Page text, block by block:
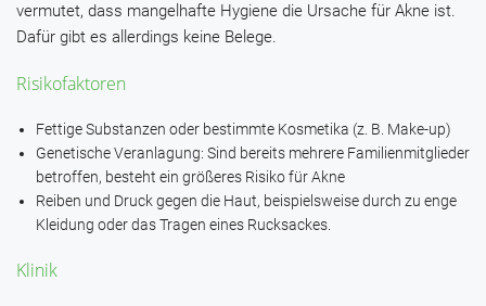
vermutet, dass mangelhafte Hygiene die Ursache für Akne ist.
Dafür gibt es allerdings keine Belege.
Risikofaktoren
Fettige Substanzen oder bestimmte Kosmetika (z. B. Make-up)
Genetische Veranlagung: Sind bereits mehrere Familienmitglieder
betroffen, besteht ein größeres Risiko für Akne
Reiben und Druck gegen die Haut, beispielsweise durch zu enge
Kleidung oder das Tragen eines Rucksackes.
Klinik